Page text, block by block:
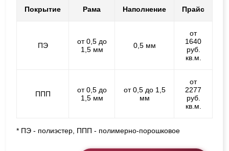
Покрытие Рама Наполнение Прайс
ПЭ
от 0,5 до
1,5 мм
0,5 мм
от
1640
руб.
кв.м.
ППП
от 0,5 до
1,5 мм
от 0,5 до 1,5
мм
от
2277
руб.
кв.м.
* ПЭ - полиэстер, ППП - полимерно-порошковое